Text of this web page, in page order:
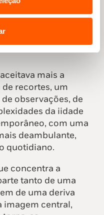
um livro mais
o trauma, mais
de
mais a
recortes, um
observações, de
da iidade
com uma
deambulante,
quotidiano.
concentra a
tanto de uma
de uma deriva
imagem central,